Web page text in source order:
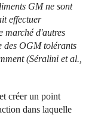
GM ne sont
effectuer
marché d'autres
des OGM tolérants
(Séralini et al.,
créer un point
dans laquelle